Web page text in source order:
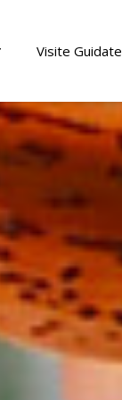
Visite Guidate